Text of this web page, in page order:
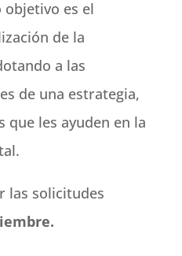
es el
de la
a las
de una estrategia,
que les ayuden en la
las solicitudes